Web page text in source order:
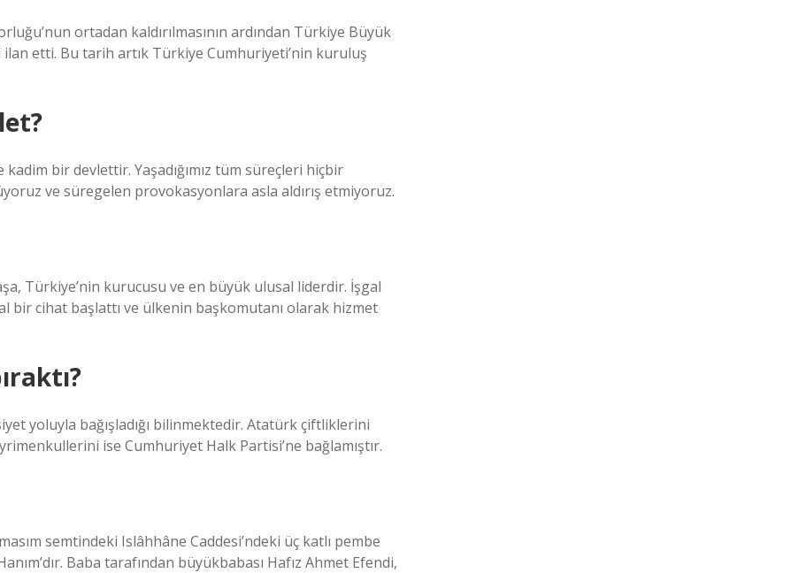
ortadan kaldırılmasının ardından Türkiye Büyük
ilan etti. Bu tarih artık Türkiye Cumhuriyeti’nin kuruluş
bir devlettir. Yaşadığımız tüm süreçleri hiçbir
ve süregelen provokasyonlara asla aldırış etmiyoruz.
Türkiye’nin kurucusu ve en büyük ulusal liderdir. İşgal
bir cihat başlattı ve ülkenin başkomutanı olarak hizmet
yoluyla bağışladığı bilinmektedir. Atatürk çiftliklerini
ise Cumhuriyet Halk Partisi’ne bağlamıştır.
semtindeki Islâhhâne Caddesi’ndeki üç katlı pembe
Baba tarafından büyükbabası Hafız Ahmet Efendi,